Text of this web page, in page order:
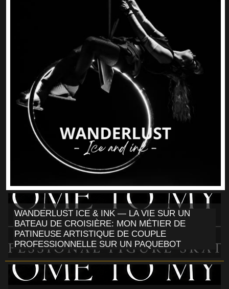
WANDERLUST ICE & INK — LA VIE SUR UN
BATEAU DE CROISIÈRE: MON MÉTIER DE
PATINEUSE ARTISTIQUE DE COUPLE
PROFESSIONNELLE SUR UN PAQUEBOT